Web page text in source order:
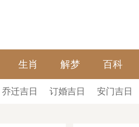
生肖 解梦 百科
乔迁吉日 订婚吉日 安门吉日